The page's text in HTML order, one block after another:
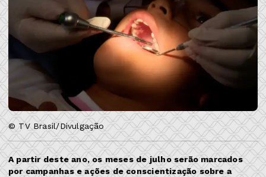
© TV Brasil/Divulgação
A partir deste ano, os meses de julho serão marcados
por campanhas e ações de conscientização sobre a